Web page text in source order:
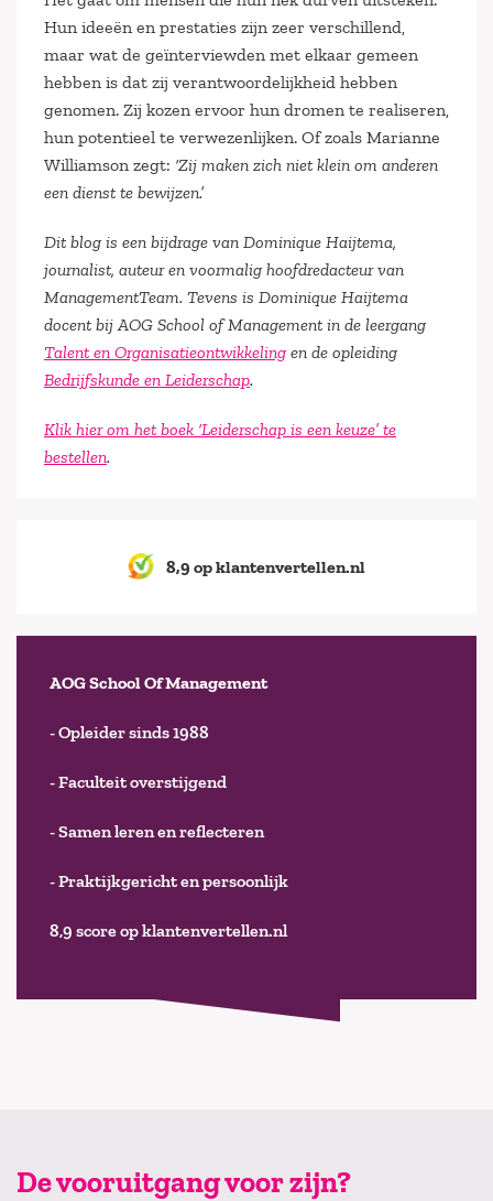
Hun ideeën en prestaties zijn zeer verschillend,
maar wat de geïnterviewden met elkaar gemeen
hebben is dat zij verantwoordelijkheid hebben
genomen. Zij kozen ervoor hun dromen te realiseren,
hun potentieel te verwezenlijken. Of zoals Marianne
Williamson zegt: ‘Zij maken zich niet klein om anderen
een dienst te bewijzen.’
Dit blog is een bijdrage van Dominique Haijtema,
journalist, auteur en voormalig hoofdredacteur van
ManagementTeam. Tevens is Dominique Haijtema
docent bij AOG School of Management in de leergang
Talent en Organisatieontwikkelingen de opleiding
Bedrijfskunde en Leiderschap.
Klik hier om het boek ‘Leiderschap is een keuze’ te
bestellen.
8,9 op klantenvertellen.nl
AOG School Of Management
- Opleider sinds 1988
- Faculteit overstijgend
- Samen leren en reflecteren
- Praktijkgericht en persoonlijk
8,9 score op klantenvertellen.nl
De vooruitgang voor zijn?